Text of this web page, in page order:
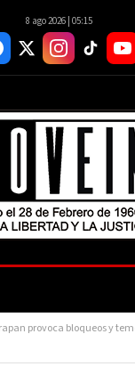
8 ago 2026 | 05:15
provoca bloqueos y